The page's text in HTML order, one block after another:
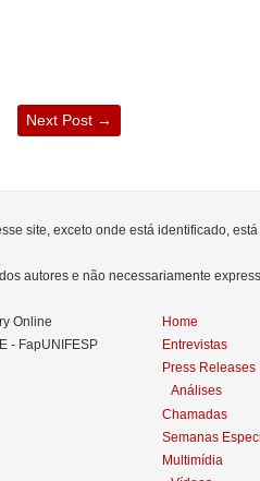
Next Post →
site, exceto onde está identificado,
autores e não necessariamente
Online
- FapUNIFESP
Home
Entrevistas
Press Releases
Análises
Chamadas
Semanas
Multimídia